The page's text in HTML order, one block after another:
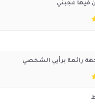
فيها عجبني
رائعة برأيي الشخصي